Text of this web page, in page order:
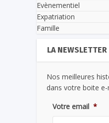
Evènementiel
Expatriation
Famille
LA
Nos meilleures
dans votre boite e-
Votre email *